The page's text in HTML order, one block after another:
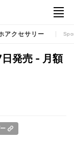
アクセサリー
日発売 - 月額